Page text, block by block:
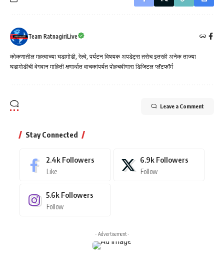
Team RatnagiriLive
कोकणातील महत्वाच्या घडामोडी, रेल्वे, पर्यटन विषयक अपडेट्स तसेच इतरही अनेक ताज्या
घडामोडींची वेगवान माहिती क्षणार्धात वाचकांपर्यत पोहचवीणारा डिजिटल प्लॅटफॉर्म
Leave a Comment
Stay Connected
2.4k Followers
Like
6.9k Followers
Follow
5.6k Followers
Follow
- Advertisement -